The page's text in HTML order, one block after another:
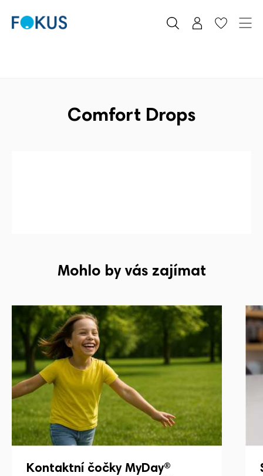
Comfort Drops
Mohlo by vás zajímat
Kontaktní čočky MyDay®